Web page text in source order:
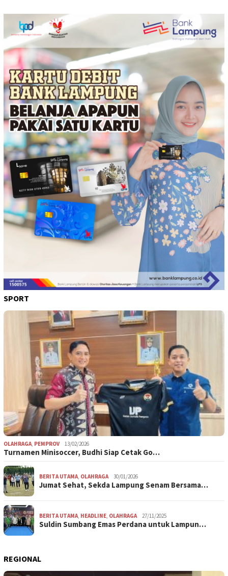
SPORT
OLAHRAGA, PEMPROV 13/02/2026
Turnamen Minisoccer, Budhi Siap Cetak Go…
BERITA UTAMA, OLAHRAGA 30/01/2026
Jumat Sehat, Sekda Lampung Senam Bersama…
BERITA UTAMA, HEADLINE, OLAHRAGA 27/11/2025
Suldin Sumbang Emas Perdana untuk Lampun…
REGIONAL